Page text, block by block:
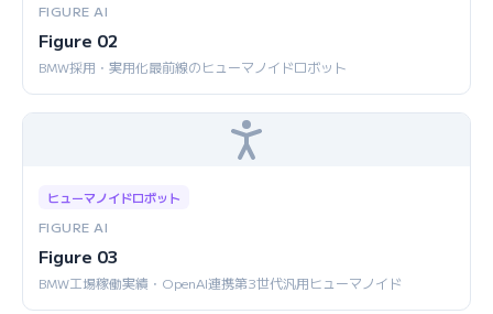
FIGURE AI
Figure 02
BMW採用・実用化最前線のヒューマノイドロボット
ヒューマノイドロボット
FIGURE AI
Figure 03
BMW工場稼働実績・OpenAI連携第3世代汎用ヒューマノイド